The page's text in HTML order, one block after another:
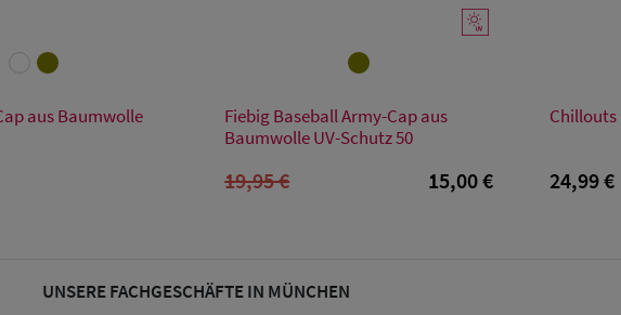
aus Baumwolle
59
Fiebig Baseball Army-Cap aus
Baumwolle UV-Schutz 50
19,95 € 15,00 €
Chillouts
24,99 €
UNSERE FACHGESCHÄFTE IN MÜNCHEN